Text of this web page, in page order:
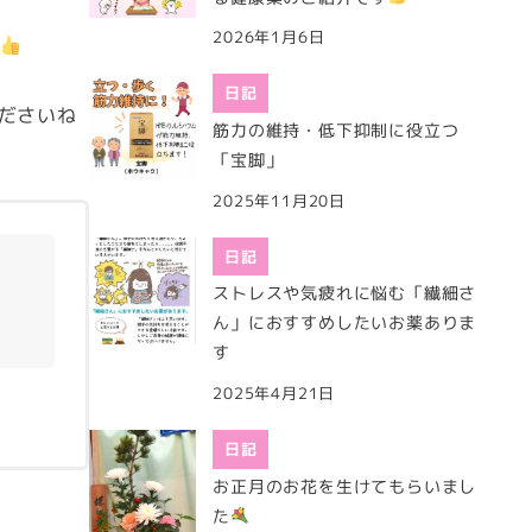
さいね
2026年1月6日
日記
筋力の維持・低下抑制に役立つ
「宝脚」
2025年11月20日
日記
ストレスや気疲れに悩む「繊細さ
ん」におすすめしたいお薬ありま
す
2025年4月21日
日記
お正月のお花を生けてもらいまし
た